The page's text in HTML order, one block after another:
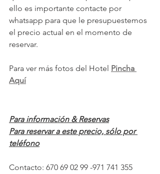
ello es importante contacte por
whatsapp para que le presupuestemos
el precio actual en el momento de
reservar.
Para ver más fotos del Hotel Pincha
Aquí
Para información & Reservas
Para reservar a este precio, sólo por
teléfono
Contacto: 670 69 02 99 -971 741 355